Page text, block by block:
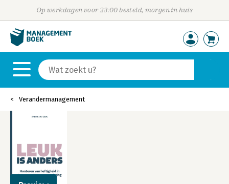
Op werkdagen voor 23:00 besteld, morgen in huis
Verandermanagement